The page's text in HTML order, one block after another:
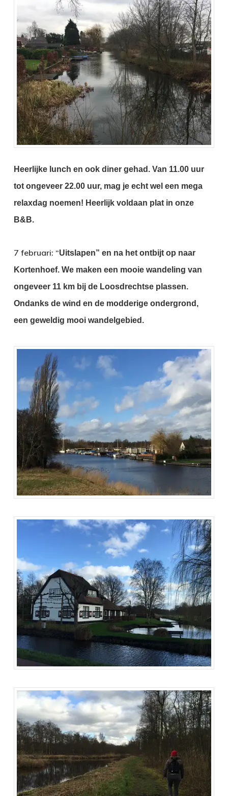
Heerlijke lunch en ook diner gehad. Van 11.00 uur
tot ongeveer 22.00 uur, mag je echt wel een mega
relaxdag noemen! Heerlijk voldaan plat in onze
B&B.
7 februari: “Uitslapen” en na het ontbijt op naar
Kortenhoef. We maken een mooie wandeling van
ongeveer 11 km bij de Loosdrechtse plassen.
Ondanks de wind en de modderige ondergrond,
een geweldig mooi wandelgebied.